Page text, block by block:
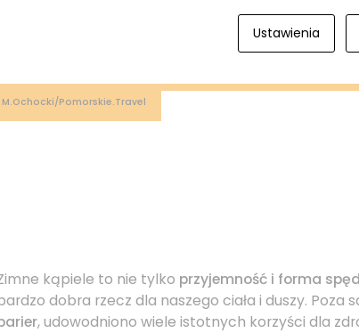
Pomorskie.Travel
kąpiele to nie tylko przyjemność i forma
dobra rzecz dla naszego ciała i duszy. Poza
, udowodniono wiele istotnych korzyści dla
Ustawienia